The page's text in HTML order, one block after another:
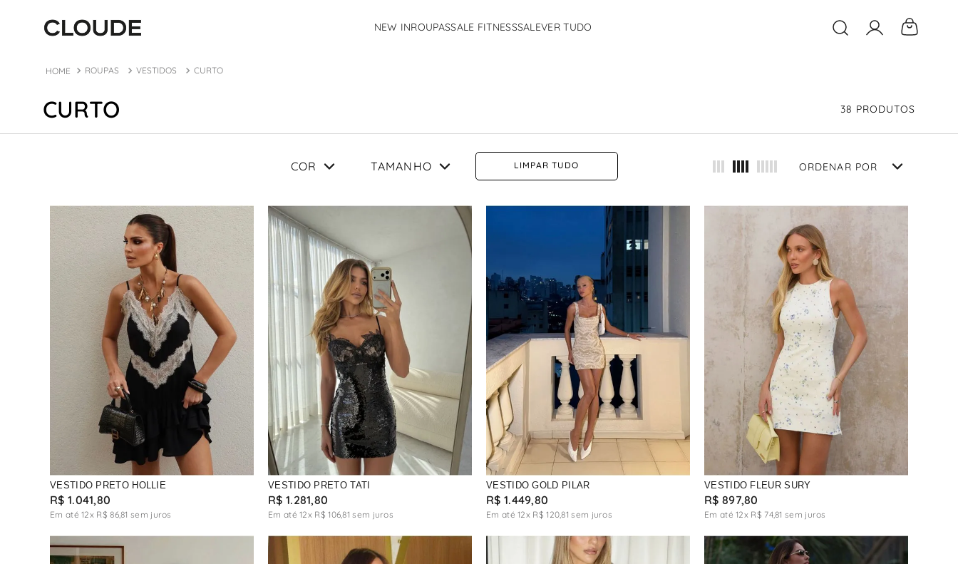
NEW INROUPASSALE FITNESSSALEVER TUDO O que você está
ROUPAS VESTIDOS CURTO
CURTO 38 PRODUTOS
TAMANHO
COR
PRETO BRANCO ESTAMPADO
JEANS DOURADO VINHO
AMARELO NUDE LISTRADO
MARINHO CARAMELO MAGENTA MARROM
PALHA OFF BORDO CREME
CHAMPANHE
LIMPAR TUDO ORDENAR POR
VESTIDO PRETO HOLLIE
R$ 1.041,80
Em até12x R$ 86,81 sem juros
VESTIDO PRETO TATI
R$ 1.281,80
Em até12x R$ 106,81 sem juros
VESTIDO GOLD PILAR
R$ 1.449,80
Em até12x R$ 120,81 sem juros
VESTIDO FLEUR SURY
R$ 897,80
Em até12x R$ 74,81 sem juros
5º
fleur
vestido rosa